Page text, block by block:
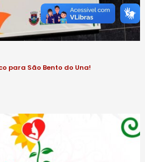
para São Bento do Una!